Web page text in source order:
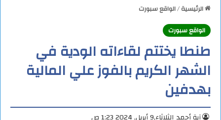
الرئيسية/الواقع سبورت
الواقع سبورت
طنطا يختتم لقاءاته الودية في
الشهر الكريم بالفوز علي المالية
بهدفين